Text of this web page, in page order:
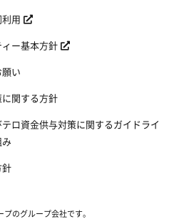
のグループ会社です。
用
ー基本方針
い
関する方針
ロ資金供与対策に関するガイドライ
み